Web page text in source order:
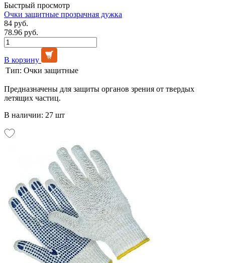
Быстрый просмотр
Очки защитные прозрачная дужка
84 руб.
78.96 руб.
В корзину
Тип: Очки защитные
Предназначены для защиты органов зрения от твердых
летящих частиц.
В наличии: 27 шт